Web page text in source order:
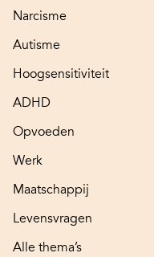
Narcisme
Autisme
Hoogsensitiviteit
ADHD
Opvoeden
Werk
Maatschappij
Levensvragen
Alle thema’s